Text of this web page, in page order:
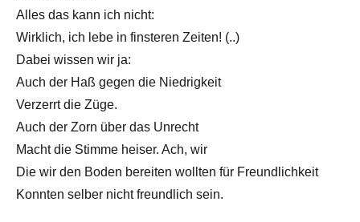
Alles das kann ich nicht:
Wirklich, ich lebe in finsteren Zeiten! (..)
Dabei wissen wir ja:
Auch der Haß gegen die Niedrigkeit
Verzerrt die Züge.
Auch der Zorn über das Unrecht
Macht die Stimme heiser. Ach, wir
Die wir den Boden bereiten wollten für Freundlichkeit
Konnten selber nicht freundlich sein.